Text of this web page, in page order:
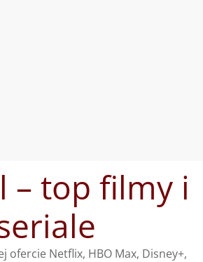
– top filmy i
ofercie Netflix, HBO Max, Disney+,